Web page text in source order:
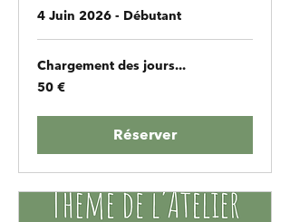
4 Juin 2026 - Débutant
Chargement des jours...
50
euros
50 €
Réserver